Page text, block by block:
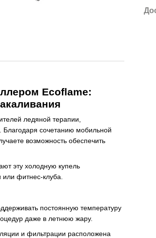
Ecoflame:
ледяной терапии,
Благодаря сочетанию мобильной
возможность обеспечить
эту холодную купель
фитнес-клуба.
постоянную температуру
даже в летнюю жару.
и фильтрации расположена